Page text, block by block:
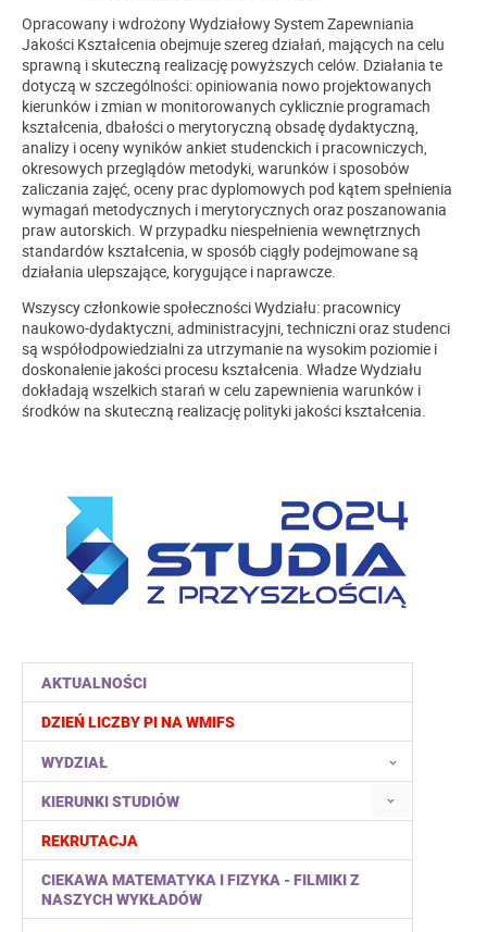
AKTUALNOŚCI
DZIEŃ LICZBY PI NA WMIFS
WYDZIAŁ
KIERUNKI STUDIÓW
REKRUTACJA
CIEKAWA MATEMATYKA I FIZYKA - FILMIKI Z
NASZYCH WYKŁADÓW
Opracowany i wdrożony Wydziałowy System Zapewniania
Jakości Kształcenia obejmuje szereg działań, mających na celu
sprawną i skuteczną realizację powyższych celów. Działania te
dotyczą w szczególności: opiniowania nowo projektowanych
kierunków i zmian w monitorowanych cyklicznie programach
kształcenia, dbałości o merytoryczną obsadę dydaktyczną,
analizy i oceny wyników ankiet studenckich i pracowniczych,
okresowych przeglądów metodyki, warunków i sposobów
zaliczania zajęć, oceny prac dyplomowych pod kątem spełnienia
wymagań metodycznych i merytorycznych oraz poszanowania
praw autorskich. W przypadku niespełnienia wewnętrznych
standardów kształcenia, w sposób ciągły podejmowane są
działania ulepszające, korygujące i naprawcze.
Wszyscy członkowie społeczności Wydziału: pracownicy
naukowo-dydaktyczni, administracyjni, techniczni oraz studenci
są współodpowiedzialni za utrzymanie na wysokim poziomie i
doskonalenie jakości procesu kształcenia. Władze Wydziału
dokładają wszelkich starań w celu zapewnienia warunków i
środków na skuteczną realizację polityki jakości kształcenia.